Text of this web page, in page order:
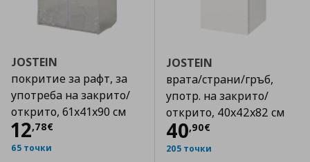
JOSTEIN
покритие за рафт, за
употреба на закрито/
открито, 61x41x90 см
12,78€
Цена
65 точки
JOSTEIN
врата/страни/гръб,
употр. на закрито/
открито, 40x42x82 см
40,90€
Цена
205 точки